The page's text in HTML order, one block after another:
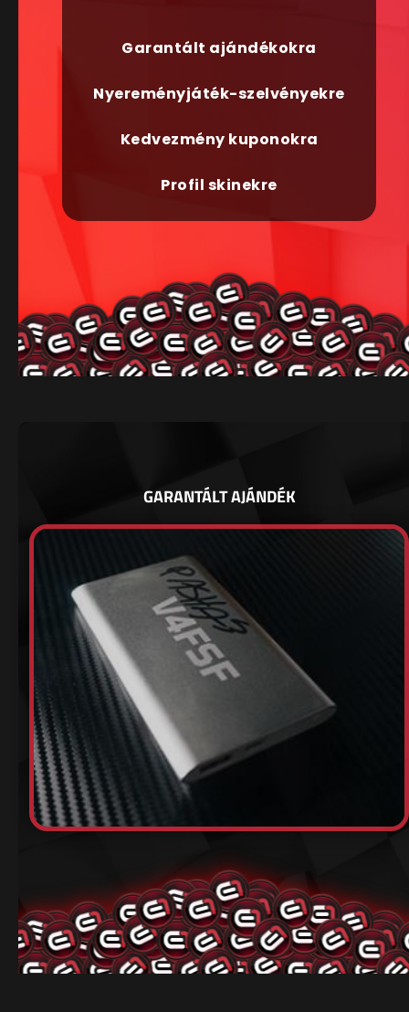
Garantált ajándékokra
Nyereményjáték-szelvényekre
Kedvezmény kuponokra
Profil skinekre
GARANTÁLT AJÁNDÉK